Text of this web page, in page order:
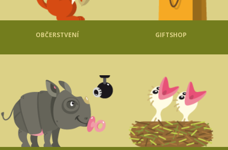
OBČERSTVENÍ GIFTSHOP